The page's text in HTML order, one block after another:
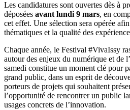
Les candidatures sont ouvertes dès à
déposées avant lundi 9 mars, en
cet effet. Une sélection sera opérée
thématiques et la qualité des
Chaque année, le Festival #VivaIssy
autour des enjeux du numérique et de
samedi constitue un moment clé pour
grand public, dans un esprit de
porteurs de projets qui souhaitent
l’opportunité de rencontrer un public
usages concrets de l’innovation.